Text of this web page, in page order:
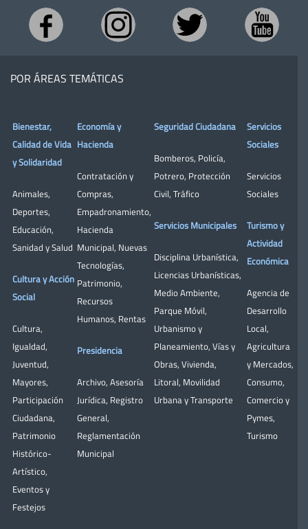
POR ÁREAS TEMÁTICAS
Bienestar,
Calidad de Vida
y Solidaridad
Animales,
Deportes,
Educación,
Sanidad y Salud
Cultura y Acción
Social
Cultura,
Igualdad,
Juventud,
Mayores,
Participación
Ciudadana,
Patrimonio
Histórico-
Artístico,
Eventos y
Festejos
Economía y
Hacienda
Contratación y
Compras,
Empadronamiento,
Hacienda
Municipal, Nuevas
Tecnologías,
Patrimonio,
Recursos
Humanos, Rentas
Presidencia
Archivo, Asesoría
Jurídica, Registro
General,
Reglamentación
Municipal
Seguridad Ciudadana
Bomberos, Policía,
Potrero, Protección
Civil, Tráfico
Servicios Municipales
Disciplina Urbanística,
Licencias Urbanísticas,
Medio Ambiente,
Parque Móvil,
Urbanismo y
Planeamiento, Vías y
Obras, Vivienda,
Litoral, Movilidad
Urbana y Transporte
Servicios
Sociales
Servicios
Sociales
Turismo y
Actividad
Económica
Agencia de
Desarrollo
Local,
Agricultura
y Mercados,
Consumo,
Comercio y
Pymes,
Turismo